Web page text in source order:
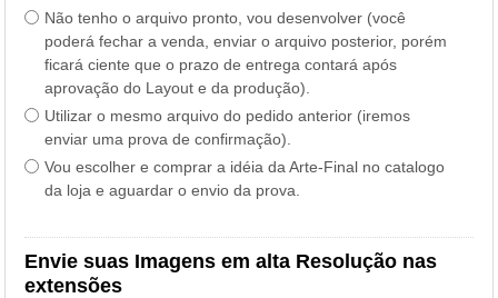
Não tenho o arquivo pronto, vou desenvolver (você
poderá fechar a venda, enviar o arquivo posterior, porém
ficará ciente que o prazo de entrega contará após
aprovação do Layout e da produção).
Utilizar o mesmo arquivo do pedido anterior (iremos
enviar uma prova de confirmação).
Vou escolher e comprar a idéia da Arte-Final no catalogo
da loja e aguardar o envio da prova.
Envie suas Imagens em alta Resolução nas
extensões